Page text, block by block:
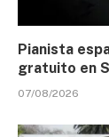
Pianista
gratuito en
07/08/2026